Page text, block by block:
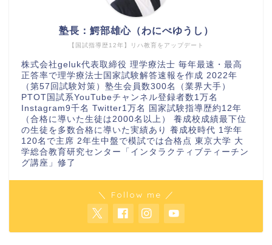
【国試指導歴12年】リハ教育をアップデート
塾長：鰐部雄心（わにべゆうし）
株式会社geluk代表取締役 理学療法士 毎年最速・最高
正答率で理学療法士国家試験解答速報を作成 2022年
（第57回試験対策）塾生会員数300名（業界大手）
PTOT国試系YouTubeチャンネル登録者数1万名
Instagram9千名 Twitter1万名 国家試験指導歴約12年
（合格に導いた生徒は2000名以上） 養成校成績最下位
の生徒を多数合格に導いた実績あり 養成校時代 1学年
120名で主席 2年生中盤で模試では合格点 東京大学 大
学総合教育研究センター「インタラクティブティーチン
グ講座」修了
＼ Follow me ／